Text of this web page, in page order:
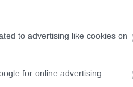
to advertising like cookies on
for online advertising